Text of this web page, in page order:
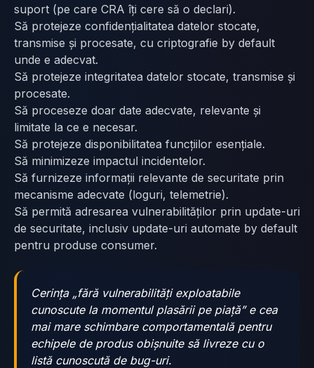
suport (pe care CRA îți cere să o declari).
Să protejeze confidențialitatea datelor stocate,
transmise și procesate, cu criptografie by default
unde e adecvat.
Să protejeze integritatea datelor stocate, transmise și
procesate.
Să proceseze doar date adecvate, relevante și
limitate la ce e necesar.
Să protejeze disponibilitatea funcțiilor esențiale.
Să minimizeze impactul incidentelor.
Să furnizeze informații relevante de securitate prin
mecanisme adecvate (loguri, telemetrie).
Să permită adresarea vulnerabilităților prin update-uri
de securitate, inclusiv update-uri automate by default
pentru produse consumer.
Cerința „fără vulnerabilități exploatabile
cunoscute la momentul plasării pe piață” e cea
mai mare schimbare comportamentală pentru
echipele de produs obișnuite să livreze cu o
listă cunoscută de bug-uri.